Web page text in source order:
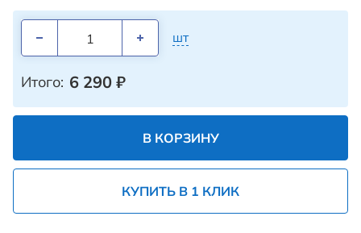
шт
Итого: 6 290 ₽
В КОРЗИНУ
КУПИТЬ В 1 КЛИК